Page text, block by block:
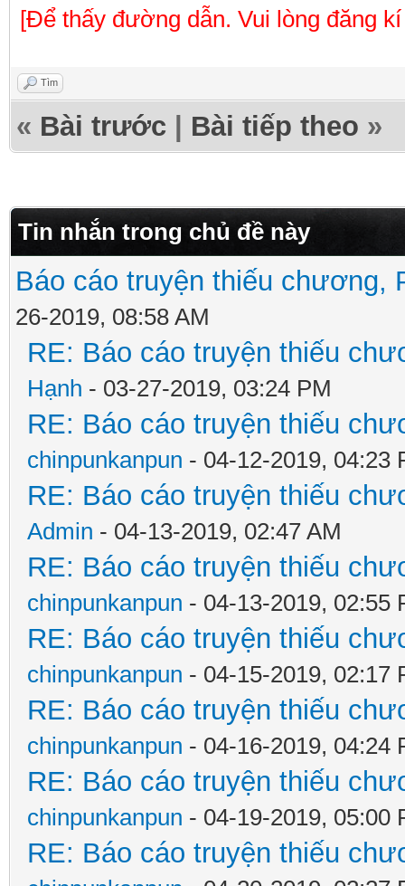
[Để thấy đường dẫn. Vui lòng đăng
Tìm
« Bài trước Bài tiếp theo »
Tin nhắn trong chủ đề này
Báo cáo truyện thiếu chương,
26-2019, 08:58 AM
RE: Báo cáo truyện thiếu
Hạnh - 03-27-2019, 03:24 PM
RE: Báo cáo truyện thiếu
chinpunkanpun - 04-12-2019, 04:23
RE: Báo cáo truyện thiếu
Admin - 04-13-2019, 02:47 AM
RE: Báo cáo truyện thiếu
chinpunkanpun - 04-13-2019, 02:55
RE: Báo cáo truyện thiếu
chinpunkanpun - 04-15-2019, 02:17
RE: Báo cáo truyện thiếu
chinpunkanpun - 04-16-2019, 04:24
RE: Báo cáo truyện thiếu
chinpunkanpun - 04-19-2019, 05:00
RE: Báo cáo truyện thiếu